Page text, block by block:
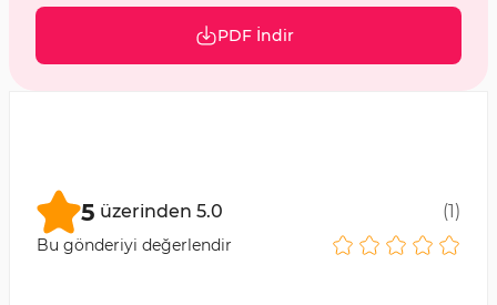
PDF İndir
5 üzerinden 5.0 (1)
Bu gönderiyi değerlendir